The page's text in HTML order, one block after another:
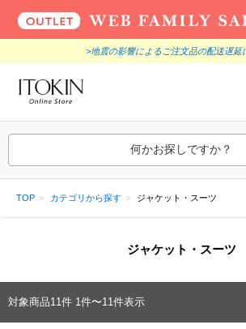
>地震の影響によるご注文品の配送遅延
何かお探しですか？
TOP カテゴリから探す ジャケット・スーツ
ジャケット・スーツ
対象商品11 件 1件〜11件表示